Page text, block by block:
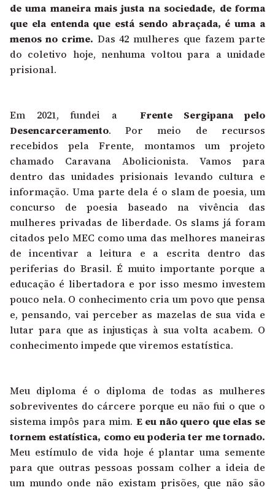
de uma maneira mais justa na sociedade, de forma
que ela entenda que está sendo abraçada, é uma a
menos no crime. Das 42 mulheres que fazem parte
do coletivo hoje, nenhuma voltou para a unidade
prisional.
Em 2021, fundei aFrente Sergipana pelo
Desencarceramento. Por meio de recursos
recebidos pela Frente, montamos um projeto
chamado Caravana Abolicionista. Vamos para
dentro das unidades prisionais levando cultura e
informação. Uma parte dela é o slam de poesia, um
concurso de poesia baseado na vivência das
mulheres privadas de liberdade. Os slams já foram
citados pelo MEC como uma das melhores maneiras
de incentivar a leitura e a escrita dentro das
periferias do Brasil. É muito importante porque a
educação é libertadora e por isso mesmo investem
pouco nela. O conhecimento cria um povo que pensa
e, pensando, vai perceber as mazelas de sua vida e
lutar para que as injustiças à sua volta acabem. O
conhecimento impede que viremos estatística.
Meu diploma é o diploma de todas as mulheres
sobreviventes do cárcere porque eu não fui o que o
sistema impôs para mim. E eu não quero que elas se
tornem estatística, como eu poderia ter me tornado.
Meu estímulo de vida hoje é plantar uma semente
para que outras pessoas possam colher a ideia de
um mundo onde não existam prisões, que não são